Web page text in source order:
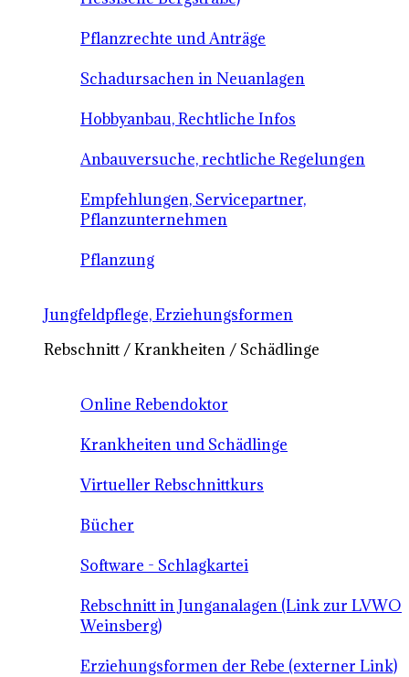
Pflanzrechte und Anträge
Schadursachen in Neuanlagen
Hobbyanbau, Rechtliche Infos
Anbauversuche, rechtliche Regelungen
Empfehlungen, Servicepartner,
Pflanzunternehmen
Pflanzung
Jungfeldpflege, Erziehungsformen
Rebschnitt / Krankheiten / Schädlinge
Online Rebendoktor
Krankheiten und Schädlinge
Virtueller Rebschnittkurs
Bücher
Software - Schlagkartei
Rebschnitt in Junganalagen (Link zur LVWO
Weinsberg)
Erziehungsformen der Rebe (externer Link)